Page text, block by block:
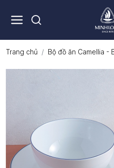
Trang chủ Bộ đồ ăn Camellia -